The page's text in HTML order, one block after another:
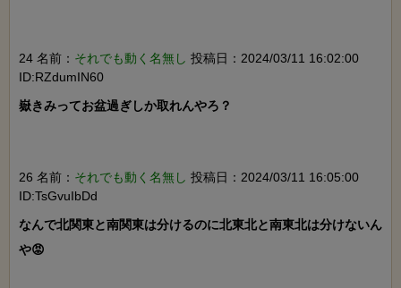
24 名前： それでも動く名無し 投稿日：2024/03/11 16:02:00
ID:RZdumIN60
嶽きみってお盆過ぎしか取れんやろ？
26 名前： それでも動く名無し 投稿日：2024/03/11 16:05:00
ID:TsGvuIbDd
なんで北関東と南関東は分けるのに北東北と南東北は分けないん
や😡